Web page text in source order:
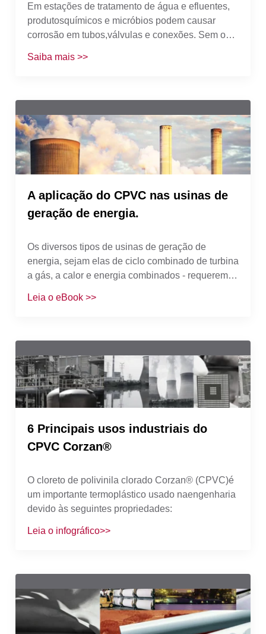
Em estações de tratamento de água e efluentes,
produtosquímicos e micróbios podem causar
corrosão em tubos,válvulas e conexões. Sem o
estação de tratamento de efluentespodem sofrer
Corzan®. Com quase 60 anosde experiência, o
Sistema Industrial Corzan® é protagonistano
setor, oferecendo tecnologias econômicas que
garantemconfiabilidade de qualidade. É a escolha
perfeita em soluçõesde tratamento de água.
Saiba mais >>
A aplicação do CPVC nas usinas de
geração de energia.
Os diversos tipos de usinas de geração de
energia, sejam elas de ciclo combinado de turbina
a gás, a calor e energia combinados - requerem a
cáusticas e corrosivos. Infelizmente, devido à
revestimento disponíveis que podem fornecer
confiabilidade a longo prazo. Dito isto, avaliar
criteriosamente todas as opções de materiais
baseado em cada sistema implica em um
minimiza o tempo de inatividade e melhora o
desempenho final.
Leia o eBook >>
6 Principais usos industriais do
CPVC Corzan®
O cloreto de polivinila clorado Corzan® (CPVC)é
um importante termoplástico usado naengenharia
devido às seguintes propriedades:
Leia o infográfico>>